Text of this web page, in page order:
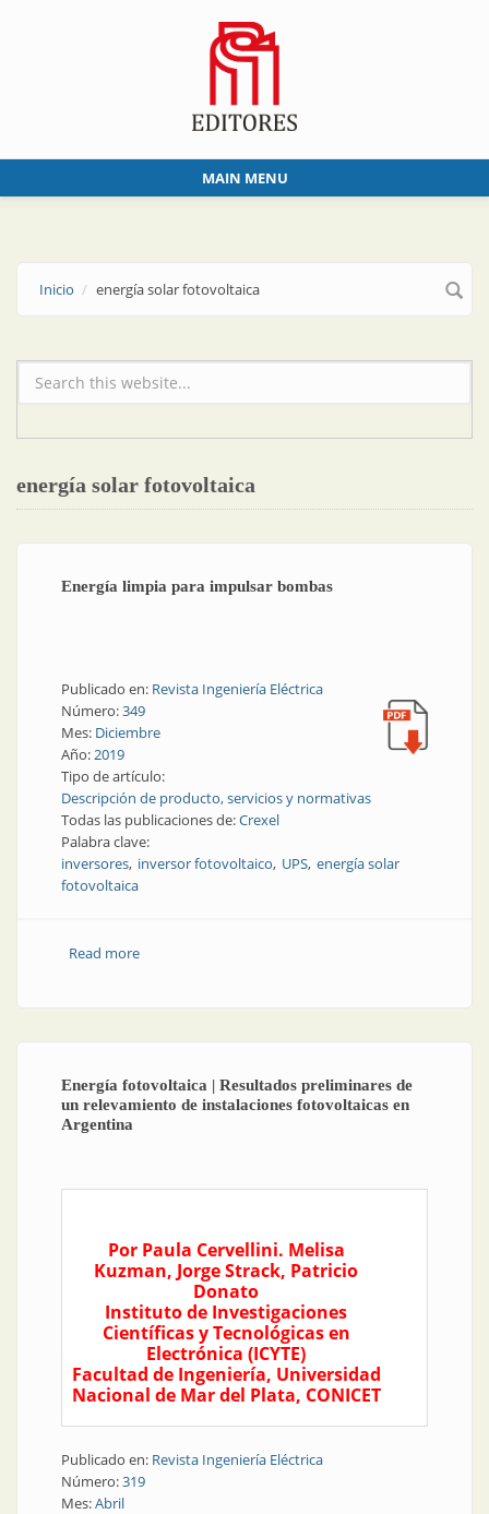
MAIN MENU
Inicio energía solar fotovoltaica
Formulario de búsqueda
energía solar fotovoltaica
Energía limpia para impulsar bombas
Publicado en: Revista Ingeniería Eléctrica
Número:349
Mes: Diciembre
Año:2019
Tipo de artículo:
Descripción de producto, servicios y normativas
Todas las publicaciones de:Crexel
Palabra clave:
inversores inversor fotovoltaico UPS energía solar
fotovoltaica
Read moreabout Energía limpia para impulsar bombas
Energía fotovoltaica | Resultados preliminares de
un relevamiento de instalaciones fotovoltaicas en
Argentina
Por Paula Cervellini. Melisa
Kuzman, Jorge Strack, Patricio
Donato
Instituto de Investigaciones
Científicas y Tecnológicas en
Electrónica (ICYTE)
Facultad de Ingeniería, Universidad
Nacional de Mar del Plata, CONICET
Publicado en: Revista Ingeniería Eléctrica
Número:319
Mes:Abril